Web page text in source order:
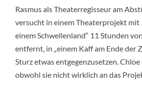
Rasmus als Theaterregisseur am
versucht in einem Theaterprojekt mit
einem Schwellenland“ 11 Stunden
entfernt, in „einem Kaff am Ende der
Sturz etwas entgegenzusetzen.
obwohl sie nicht wirklich an das